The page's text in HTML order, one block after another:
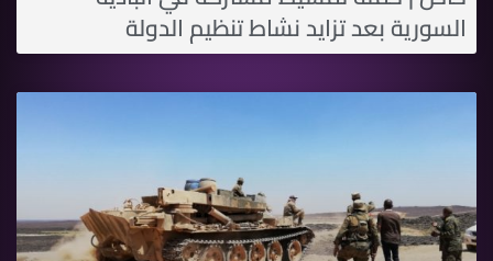
السورية بعد تزايد نشاط تنظيم الدولة